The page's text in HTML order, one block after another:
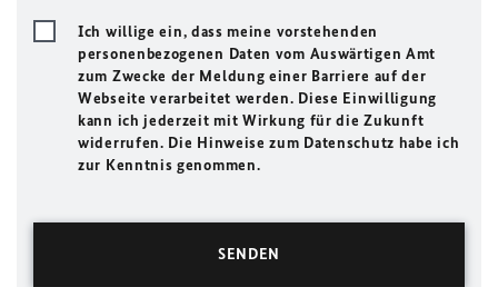
Ich willige ein, dass meine vorstehenden
personenbezogenen Daten vom Auswärtigen Amt
zum Zwecke der Meldung einer Barriere auf der
Webseite verarbeitet werden. Diese Einwilligung
kann ich jederzeit mit Wirkung für die Zukunft
widerrufen. Die Hinweise zum Datenschutz habe ich
zur Kenntnis genommen.